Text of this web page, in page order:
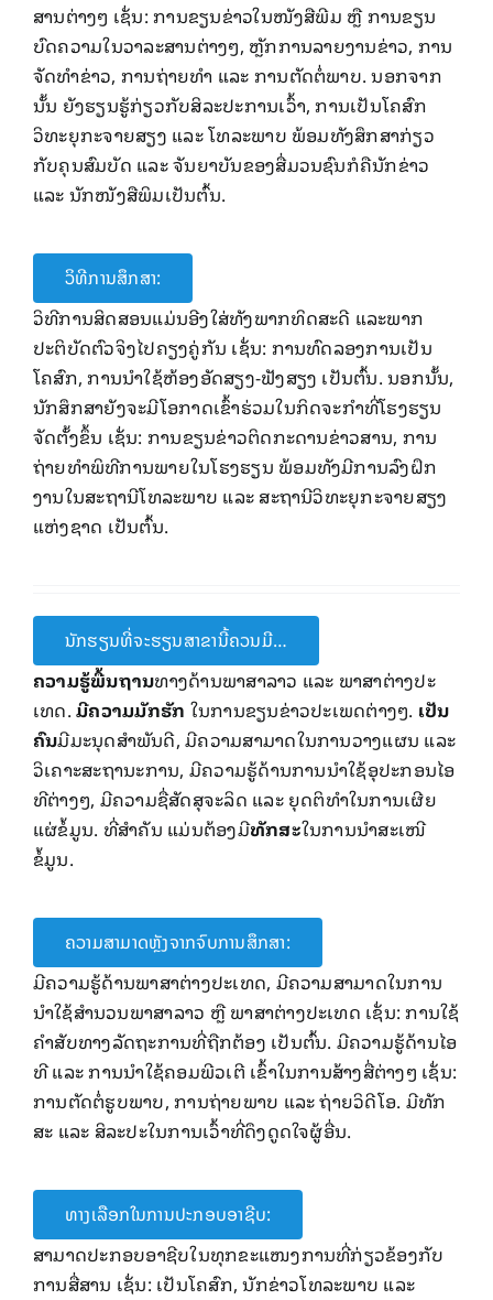
ສານ​ຕ່າງໆ ​ເຊັ່ນ: ການ​ຂຽນ​ຂ່າວໃນໜັງສື​ພີ​ມ ຫຼື​ ການຂຽນ​
ບົດຄວາມ​​ໃນ​ວາລະສານຕ່າງໆ, ຫຼັກການລາຍງານ​ຂ່າວ, ການ
ຈັດ​ທຳ​ຂ່າວ, ການຖ່າຍ​ທຳ ​ແລະ ການ​ຕັດຕໍ່ພາບ. ນອກຈາກ​
ນັ້ນ ຍັງ​ຮຽນ​ຮູ້​ກ່ຽວ​ກັບ​ສິລະ​ປະການ​ເວົ້າ, ການ​ເປັນ​ໂຄສົກ​
ວິທະຍຸ​ກະ​ຈາຍ​ສຽງ ​ແລະ ​ໂທລະພາ​ບ ພ້ອມ​ທັງສຶກສາ​ກ່ຽວ​
ກັບ​ຄຸນສົມບັດ ແລະ ຈັນ​ຍາ​ບັນ​ຂອງ​ສື່​ມວນ​ຊົນກໍ​ຄືນັກ​ຂ່າວ
ແລະ ນັກ​ໜັງສືພິມ​ເປັນຕົ້ນ.
ວິທີການສຶກສາ:
ວິທີ​ການ​ສິດສອນ​ແມ່ນ​ອີງ​ໃສ່​ທັງ​ພາກ​ທິດ​ສະ​ດີ ​ແລະພາກ
ປະຕິບັດ​ຕົວ​ຈິງ​ໄປຄຽງຄູ່​ກັນ ​ເຊັ່ນ: ການ​ທົດ​ລອງການ​ເປັນ​
ໂຄສົກ, ການ​ນຳ​ໃຊ້​ຫ້ອງ​ອັດ​ສຽງ-ຟັງສຽງ ​ເປັນຕົ້ນ​. ນອກ​ນັ້ນ,​
ນັກ​ສຶກສາ​ຍັງ​ຈະມີ​ໂອກາດ​ເຂົ້າ​​ຮ່ວມໃນ​ກິດຈະກຳທີ່​ໂຮງຮຽນ​
ຈັດຕັ້ງຂຶ້ນ ​ເຊັ່ນ: ການ​ຂຽນ​ຂ່າວ​ຕິດ​ກະ​ດານຂ່າວສານ, ການ
ຖ່າຍ​ທຳ​ພິທີການ​ພາຍ​ໃນ​ໂຮງຮຽນ ພ້ອມທັງມີການລົງຝຶກ​
ງານ​ໃນ​ສະຖາ​ນີ​ໂທລະພາບ ​ແລະ ສະຖານີ​ວິທະຍຸ​ກະ​ຈາຍ​ສຽງ​
ແຫ່ງ​ຊາດ ເປັນຕົ້ນ.
ນັກຮຽນທີ່ຈະຮຽນສາຂານີ້ຄວນມີ…
ຄວາມ​ຮູ້​ພື້ນຖານທາງດ້ານ​ພາສາ​ລາວ ແລະ ພາສາ​ຕ່າງປະ​
ເທດ.ມີ​ຄວາມ​ມັກ​ຮັກ ​ ໃນ​ການ​ຂຽນ​ຂ່າວ​ປະ​ເພດ​ຕ່າງໆ. ເປັນ
ຄົນມີ​ມະນຸດ​ສຳພັນ​ດີ, ມີ​ຄວາມ​ສາມາດ​ໃນ​ການວາງ​ແຜນ ແລະ
ວິ​ເຄາະ​ສະຖານະ​ການ, ມີ​ຄວາມ​ຮູ້​ດ້ານ​ການນໍາ​ໃຊ້​ອຸປະກອນໄອ​
ທີ​ຕ່າ​ງໆ, ມີ​ຄວາມ​ຊື່ສັດ​ສຸ​ຈະລິດ ​ແລະ ຍຸດຕິ​ທຳ​ໃນ​ການ​ເຜີຍ​
ແຜ່​ຂໍ້​ມູນ. ທີ່ສໍາຄັນ ແມ່ນຕ້ອງມີທັກສະໃນການນໍາສະເໜີ
ຂໍ້ມູນ.
ຄວາມສາມາດຫຼັງຈາກຈົບການສຶກສາ:
ມີຄວາມ​ຮູ້ດ້ານ​ພາສາ​ຕ່າ​ງປະ​ເທດ, ມີຄວາມສາມາດໃນການ​
ນຳ​ໃຊ້​ສຳນວນ​ພາສາ​ລາວ ຫຼື ພາສາຕ່າງປະເທດ ​ເຊັ່ນ: ການໃຊ້
ຄໍາສັບທາງລັດຖະການທີ່​ຖືກຕ້ອງ ເປັນຕົ້ນ. ມີຄວາມຮູ້ດ້ານ​ໄອ​
ທີ ແລະ ການນໍາໃຊ້ຄອມ​ພີ​ວ​ເຕີ ​ເຂົ້າໃນການສ້າງສື່ຕ່າງໆ ເຊັ່ນ:
ການ​ຕັດ​ຕໍ່ຮູບ​ພາບ, ການຖ່າຍ​ພາບ ​ແລະ ຖ່າຍ​ວິ​ດີ​ໂອ. ມີທັກ
ສະ ແລະ ​ສິລະ​ປະ​ໃນ​ການ​ເວົ້າທີ່ດຶງ​ດູດ​ໃຈ​ຜູ້​ອື່ນ​.
ທາງເລືອກໃນການປະກອບອາຊີບ:
ສາມາດປະກອບອາຊີບໃນ​ທຸກຂະ​ແໜງ​ການ​ທີ່​ກ່ຽວຂ້ອງ​ກັບ​
ການ​ສື່ສານ​ ເຊັ່ນ: ເປັນໂຄສົກ, ​ນັກ​ຂ່າວ​ໂທລະພາບ ​ແລະ